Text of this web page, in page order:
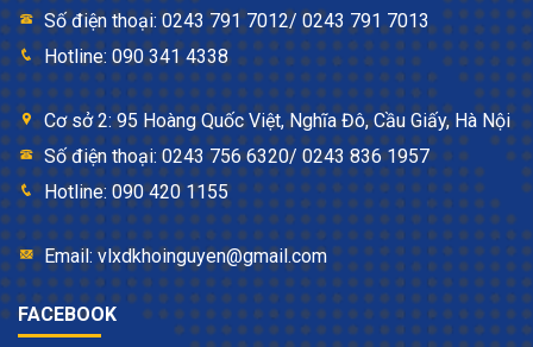
Số điện thoại: 0243 791 7012/ 0243 791 7013
Hotline: 090 341 4338
Cơ sở 2: 95 Hoàng Quốc Việt, Nghĩa Đô, Cầu Giấy, Hà Nội
Số điện thoại: 0243 756 6320/ 0243 836 1957
Hotline: 090 420 1155
Email: vlxdkhoinguyen@gmail.com
FACEBOOK